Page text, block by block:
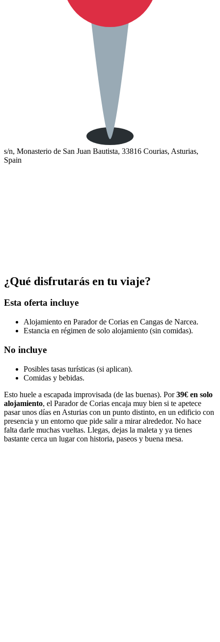
s/n, Monasterio de San Juan Bautista, 33816 Courias, Asturias,
Spain
¿Qué disfrutarás en tu viaje?
Esta oferta incluye
Alojamiento en Parador de Corias en Cangas de Narcea.
Estancia en régimen de solo alojamiento (sin comidas).
No incluye
Posibles tasas turísticas (si aplican).
Comidas y bebidas.
Esto huele a escapada improvisada (de las buenas). Por39€ en solo
alojamiento, el Parador de Corias encaja muy bien si te apetece
pasar unos días en Asturias con un punto distinto, en un edificio con
presencia y un entorno que pide salir a mirar alrededor. No hace
falta darle muchas vueltas. Llegas, dejas la maleta y ya tienes
bastante cerca un lugar con historia, paseos y buena mesa.